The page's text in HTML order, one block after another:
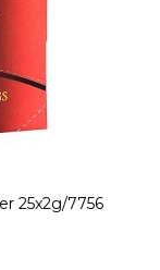
25x2g/7756